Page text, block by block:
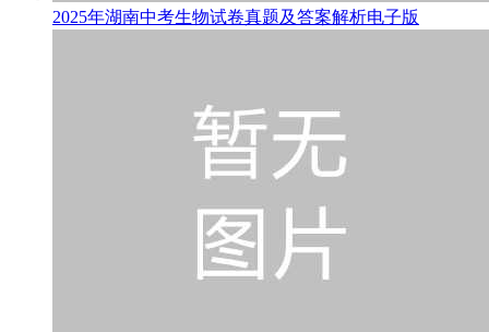
2025年湖南中考生物试卷真题及答案解析电子版